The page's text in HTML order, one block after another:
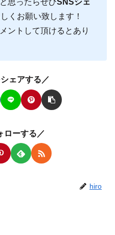
思ったらぜひSNSシェ
くお願い致します！
ントして頂けるとあり
ェアする／
ローする／
hiro